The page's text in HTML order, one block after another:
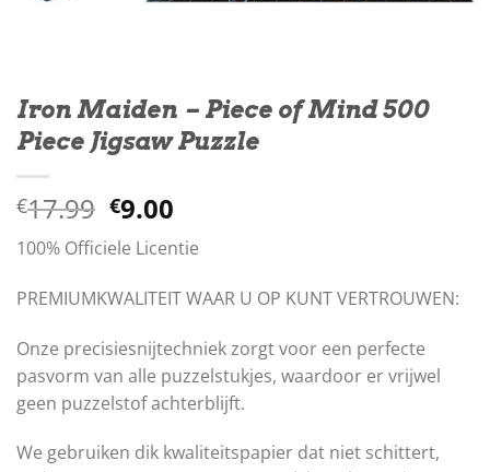
Iron Maiden – Piece of Mind 500
Piece Jigsaw Puzzle
€17.99 Oorspronkelijke
prijs
was:
€17.99.
€9.00
prijs
is:
€9.00.
100% Officiele Licentie
PREMIUMKWALITEIT WAAR U OP KUNT VERTROUWEN:
Onze precisiesnijtechniek zorgt voor een perfecte
pasvorm van alle puzzelstukjes, waardoor er vrijwel
geen puzzelstof achterblijft.
We gebruiken dik kwaliteitspapier dat niet schittert,